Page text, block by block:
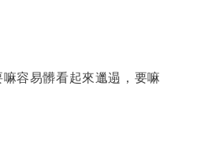
容易髒看起來邋遢，要嘛